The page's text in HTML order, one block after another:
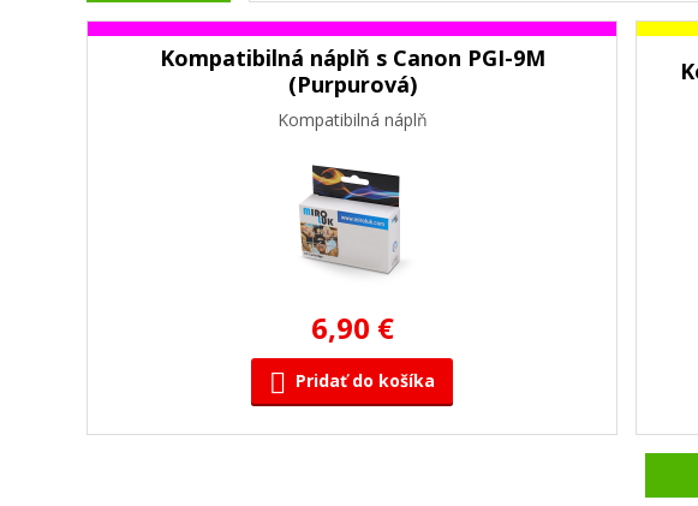
Kompatibilná náplň s Canon PGI-9M
(Purpurová)
Kompatibilná náplň
6,90 €
Pridať do košíka